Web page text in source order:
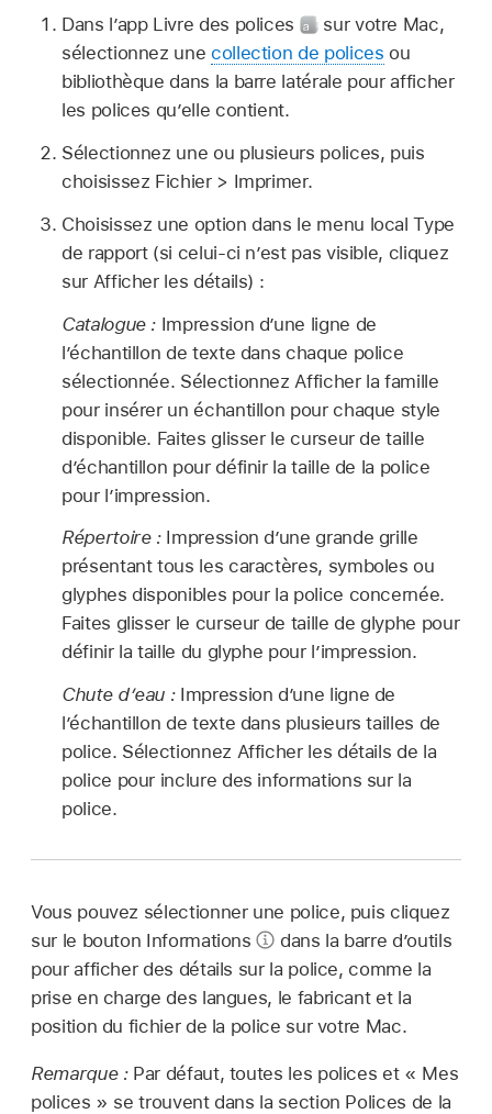
Dans l’app Livre des polices
sur votre Mac,
sélectionnez une collection de polices ou
bibliothèque dans la barre latérale pour afficher
les polices qu’elle contient.
Sélectionnez une ou plusieurs polices, puis
choisissez Fichier > Imprimer.
Choisissez une option dans le menu local Type
de rapport (si celui-ci n’est pas visible, cliquez
sur Afficher les détails) :
Catalogue : Impression d’une ligne de
l’échantillon de texte dans chaque police
sélectionnée. Sélectionnez Afficher la famille
pour insérer un échantillon pour chaque style
disponible. Faites glisser le curseur de taille
d’échantillon pour définir la taille de la police
pour l’impression.
Répertoire :Impression d’une grande grille
présentant tous les caractères, symboles ou
glyphes disponibles pour la police concernée.
Faites glisser le curseur de taille de glyphe pour
définir la taille du glyphe pour l’impression.
Chute d’eau :Impression d’une ligne de
l’échantillon de texte dans plusieurs tailles de
police. Sélectionnez Afficher les détails de la
police pour inclure des informations sur la
police.
Vous pouvez sélectionner une police, puis cliquez
sur le bouton Informations
dans la barre dʼoutils
pour afficher des détails sur la police, comme la
prise en charge des langues, le fabricant et la
position du fichier de la police sur votre Mac.
Remarque : Par défaut, toutes les polices et « Mes
polices » se trouvent dans la section Polices de la